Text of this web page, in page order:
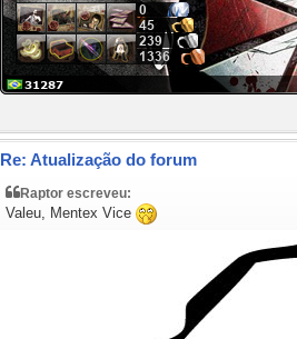
Re: Atualização do forum
Raptor escreveu:
Valeu, Mentex Vice